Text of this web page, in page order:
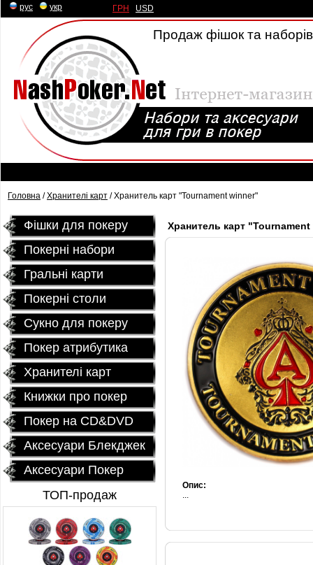
рус укр ГРН USD
Продаж фішок та
Головна /Хранителі карт / Хранитель карт "Tournament winner"
Фішки для покеру
Покерні набори
Гральні карти
Покернi столи
Сукно для покеру
Покер атрибутика
Хранителі карт
Книжки про покер
Покер на CD&DVD
Аксесуари Блекджек
Аксесуари Покер
ТОП-продаж
Хранитель карт "Tournament
Опис:
...